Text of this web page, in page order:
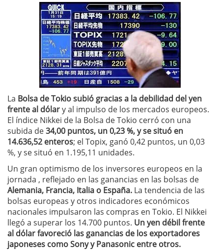
La Bolsa de Tokio subió gracias a la debilidad del yen
frente al dólary al impulso de los mercados europeos.
El índice Nikkei de la Bolsa de Tokio cerró con una
subida de34,00 puntos, un 0,23 %, y se situó en
14.636,52 enteros; el Topix, ganó 0,42 puntos, un 0,03
%, y se situó en 1.195,11 unidades.
Un gran optimismo de los inversores europeos en la
jornada , reflejado en las ganancias en las bolsas de
Alemania, Francia, Italia o España. La tendencia de las
bolsas europeas y otros indicadores económicos
nacionales impulsaron las compras en Tokio. El Nikkei
llegó a superar los 14.700 puntos. Un yen débil frente
al dólar favoreció las ganancias de los exportadores
japoneses como Sony y Panasonic entre otros.